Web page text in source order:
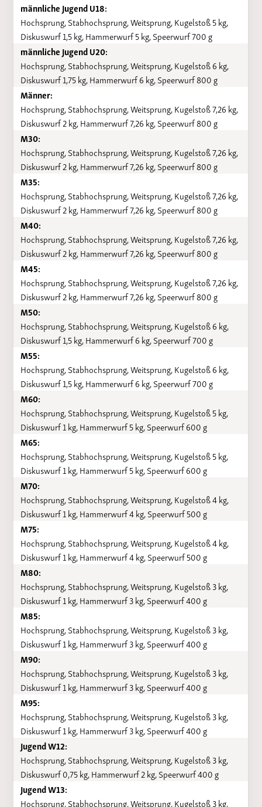
männliche Jugend U18:
Hochsprung, Stabhochsprung, Weitsprung, Kugelstoß 5 kg,
Diskuswurf 1,5 kg, Hammerwurf 5 kg, Speerwurf 700 g
männliche Jugend U20:
Hochsprung, Stabhochsprung, Weitsprung, Kugelstoß 6 kg,
Diskuswurf 1,75 kg, Hammerwurf 6 kg, Speerwurf 800 g
Männer:
Hochsprung, Stabhochsprung, Weitsprung, Kugelstoß 7,26 kg,
Diskuswurf 2 kg, Hammerwurf 7,26 kg, Speerwurf 800 g
M30:
Hochsprung, Stabhochsprung, Weitsprung, Kugelstoß 7,26 kg,
Diskuswurf 2 kg, Hammerwurf 7,26 kg, Speerwurf 800 g
M35:
Hochsprung, Stabhochsprung, Weitsprung, Kugelstoß 7,26 kg,
Diskuswurf 2 kg, Hammerwurf 7,26 kg, Speerwurf 800 g
M40:
Hochsprung, Stabhochsprung, Weitsprung, Kugelstoß 7,26 kg,
Diskuswurf 2 kg, Hammerwurf 7,26 kg, Speerwurf 800 g
M45:
Hochsprung, Stabhochsprung, Weitsprung, Kugelstoß 7,26 kg,
Diskuswurf 2 kg, Hammerwurf 7,26 kg, Speerwurf 800 g
M50:
Hochsprung, Stabhochsprung, Weitsprung, Kugelstoß 6 kg,
Diskuswurf 1,5 kg, Hammerwurf 6 kg, Speerwurf 700 g
M55:
Hochsprung, Stabhochsprung, Weitsprung, Kugelstoß 6 kg,
Diskuswurf 1,5 kg, Hammerwurf 6 kg, Speerwurf 700 g
M60:
Hochsprung, Stabhochsprung, Weitsprung, Kugelstoß 5 kg,
Diskuswurf 1 kg, Hammerwurf 5 kg, Speerwurf 600 g
M65:
Hochsprung, Stabhochsprung, Weitsprung, Kugelstoß 5 kg,
Diskuswurf 1 kg, Hammerwurf 5 kg, Speerwurf 600 g
M70:
Hochsprung, Stabhochsprung, Weitsprung, Kugelstoß 4 kg,
Diskuswurf 1 kg, Hammerwurf 4 kg, Speerwurf 500 g
M75:
Hochsprung, Stabhochsprung, Weitsprung, Kugelstoß 4 kg,
Diskuswurf 1 kg, Hammerwurf 4 kg, Speerwurf 500 g
M80:
Hochsprung, Stabhochsprung, Weitsprung, Kugelstoß 3 kg,
Diskuswurf 1 kg, Hammerwurf 3 kg, Speerwurf 400 g
M85:
Hochsprung, Stabhochsprung, Weitsprung, Kugelstoß 3 kg,
Diskuswurf 1 kg, Hammerwurf 3 kg, Speerwurf 400 g
M90:
Hochsprung, Stabhochsprung, Weitsprung, Kugelstoß 3 kg,
Diskuswurf 1 kg, Hammerwurf 3 kg, Speerwurf 400 g
M95:
Hochsprung, Stabhochsprung, Weitsprung, Kugelstoß 3 kg,
Diskuswurf 1 kg, Hammerwurf 3 kg, Speerwurf 400 g
Jugend W12:
Hochsprung, Stabhochsprung, Weitsprung, Kugelstoß 3 kg,
Diskuswurf 0,75 kg, Hammerwurf 2 kg, Speerwurf 400 g
Jugend W13:
Hochsprung, Stabhochsprung, Weitsprung, Kugelstoß 3 kg,